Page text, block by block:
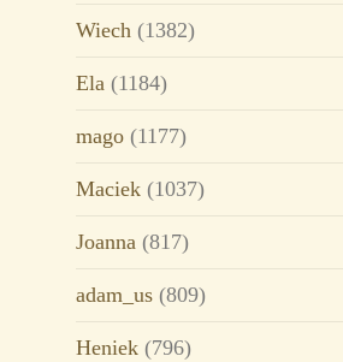
Wiech(1382)
Ela(1184)
mago(1177)
Maciek(1037)
Joanna(817)
adam_us(809)
Heniek(796)